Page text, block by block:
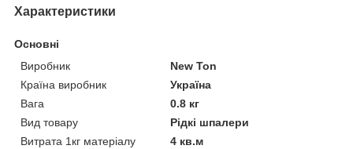
Характеристики
Основні
Виробник
New Ton
Країна виробник
Україна
Вага
0.8 кг
Вид товару
Рідкі шпалери
Витрата 1кг матеріалу
4 кв.м